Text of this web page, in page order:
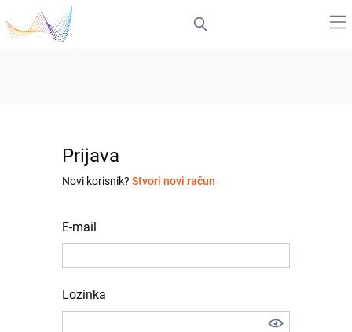
Prijava
Novi korisnik? Stvori novi račun
E-mail
Lozinka